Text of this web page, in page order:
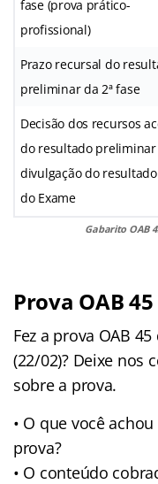
fase (prova prático-
profissional)
Prazo recursal do
preliminar da 2ª fase
Decisão dos recursos
do resultado preliminar
divulgação do
do Exame
Gabarito OAB
Prova OAB
Fez a prova OAB
(22/02)? Deixe nos
sobre a prova.
• O que você
prova?
• O conteúdo